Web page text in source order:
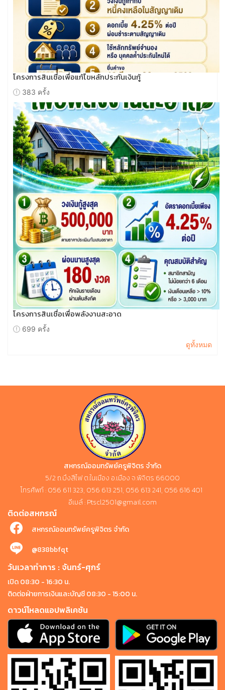
โครงการสินเชื่อเพื่อแก้ไขหลักประกันเงินกู้
383 ครั้ง
โครงการสินเชื่อเพื่อพลังงานสะอาด
699 ครั้ง
ดูทั้งหมด
สหกรณ์ออมทรัพย์ครูพิจิตร จำกัด
5/2 ถ.บึงสีไฟ ต.ในเมือง อ.เมือง จ.พิจิตร 66000
โทรศัพท์ : 056 611 323, 056 613 251, 056 613 241, 056 616 401
อีเมล์ : Ptscl2501@gmail.com
ติดต่อสหกรณ์
สหกรณ์ออมทรัพย์ครูพิจิตร จำกัด
@838bbfqt
วันเวลาทำการ : จันทร์-ศุกร์
เปิด 08:30 - 16:30 น.
ติดต่อฝ่ายการเงินและบัญชี 08:30 - 15:00 น.
ดาวน์โหลดแอปพลิเคชัน